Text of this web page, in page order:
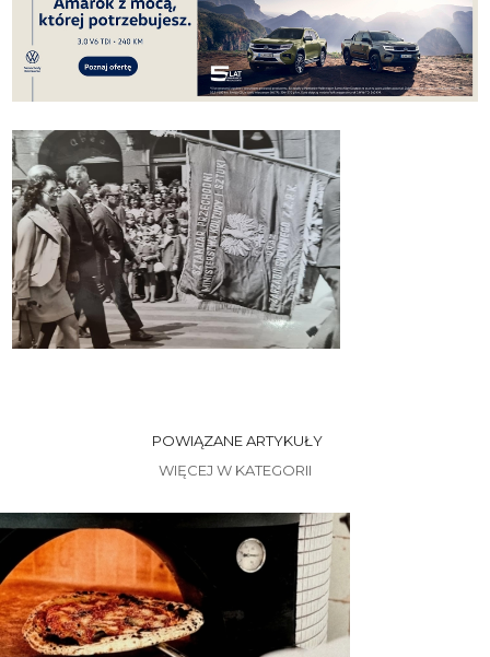
POWIĄZANE ARTYKUŁY
WIĘCEJ W KATEGORII